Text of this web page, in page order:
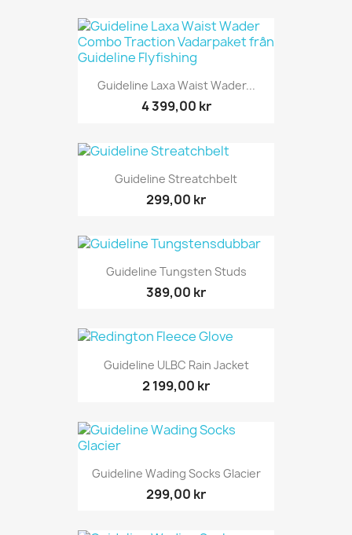
Guideline Laxa Waist Wader...
4 399,00 kr
Guideline Streatchbelt
299,00 kr
Guideline Tungsten Studs
389,00 kr
Guideline ULBC Rain Jacket
2 199,00 kr
Guideline Wading Socks Glacier
299,00 kr